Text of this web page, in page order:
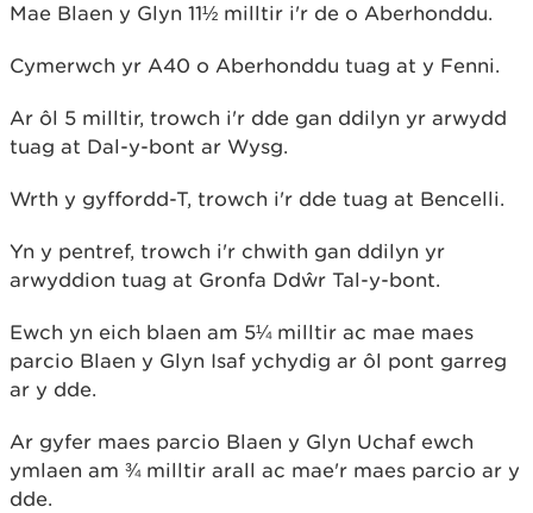
Mae Blaen y Glyn 11½ milltir i'r de o Aberhonddu.
Cymerwch yr A40 o Aberhonddu tuag at y Fenni.
Ar ôl 5 milltir, trowch i'r dde gan ddilyn yr arwydd
tuag at Dal-y-bont ar Wysg.
Wrth y gyffordd-T, trowch i'r dde tuag at Bencelli.
Yn y pentref, trowch i'r chwith gan ddilyn yr
arwyddion tuag at Gronfa Ddŵr Tal-y-bont.
Ewch yn eich blaen am 5¼ milltir ac mae maes
parcio Blaen y Glyn Isaf ychydig ar ôl pont garreg
ar y dde.
Ar gyfer maes parcio Blaen y Glyn Uchaf ewch
ymlaen am ¾ milltir arall ac mae'r maes parcio ar y
dde.